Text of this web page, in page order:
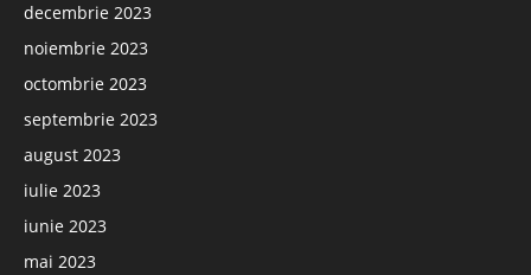
decembrie 2023
noiembrie 2023
octombrie 2023
septembrie 2023
august 2023
iulie 2023
iunie 2023
mai 2023